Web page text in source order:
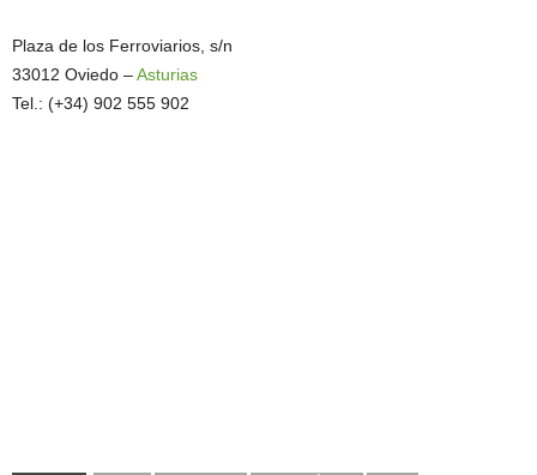
Plaza de los Ferroviarios, s/n
33012 Oviedo –Asturias
Tel.: (+34) 902 555 902